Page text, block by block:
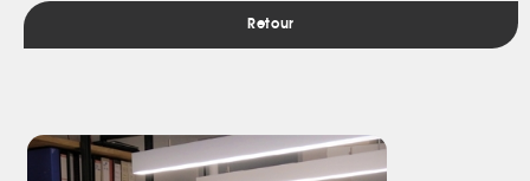
containers ont été disposés en équilibre les uns sur les autres entre
lesquels les tables et les convives viennent se glisser sur les 4000
démonter la totalité du restaurant jusqu'à la saison prochaine.
Retour